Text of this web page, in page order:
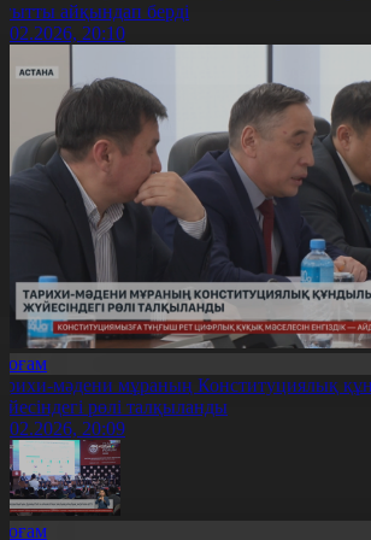
айқындап берді
20:10
мәдени мұраның Конституциялық
рөлі талқыланды
20:09